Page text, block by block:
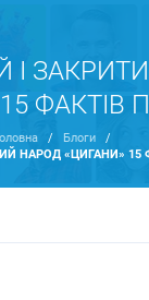
І
ФАКТІВ
/ Блоги
/
НАРОД «ЦИГАНИ» 15